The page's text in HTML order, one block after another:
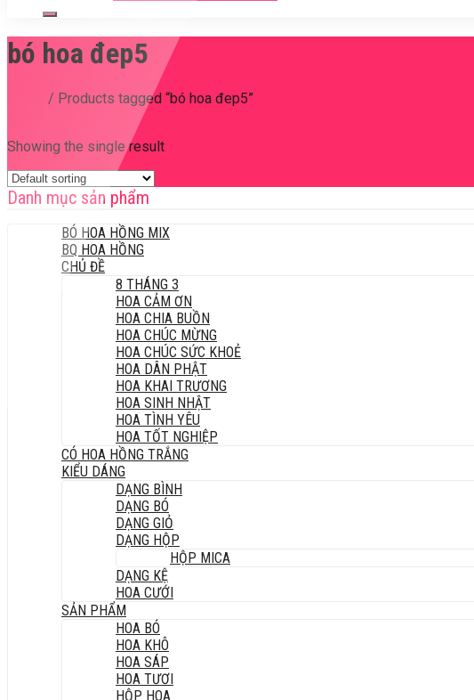
bó hoa đep5
/ Products tagged “bó hoa đep5”
Showing the single result
Danh mục sản phẩm
BÓ HOA HỒNG MIX
BQ HOA HỒNG
CHỦ ĐỀ
8 THÁNG 3
HOA CẢM ƠN
HOA CHIA BUỒN
HOA CHÚC MỪNG
HOA CHÚC SỨC KHOẺ
HOA DÂN PHẬT
HOA KHAI TRƯƠNG
HOA SINH NHẬT
HOA TÌNH YÊU
HOA TỐT NGHIỆP
CÓ HOA HỒNG TRẮNG
KIỂU DÁNG
DẠNG BÌNH
DẠNG BÓ
DẠNG GIỎ
DẠNG HỘP
HỘP MICA
DẠNG KỆ
HOA CƯỚI
SẢN PHẨM
HOA BÓ
HOA KHÔ
HOA SÁP
HOA TƯƠI
HỘP HOA